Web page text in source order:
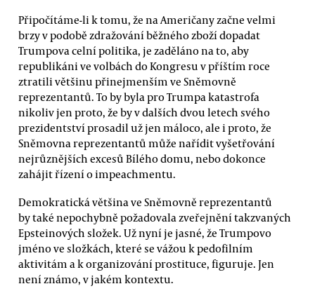
Připočítáme-li k tomu, že na Američany začne velmi
brzy v podobě zdražování běžného zboží dopadat
Trumpova celní politika, je zaděláno na to, aby
republikáni ve volbách do Kongresu v příštím roce
ztratili většinu přinejmenším ve Sněmovně
reprezentantů. To by byla pro Trumpa katastrofa
nikoliv jen proto, že by v dalších dvou letech svého
prezidentství prosadil už jen máloco, ale i proto, že
Sněmovna reprezentantů může nařídit vyšetřování
nejrůznějších excesů Bílého domu, nebo dokonce
zahájit řízení o impeachmentu.
Demokratická většina ve Sněmovně reprezentantů
by také nepochybně požadovala zveřejnění takzvaných
Epsteinových složek. Už nyní je jasné, že Trumpovo
jméno ve složkách, které se vážou k pedofilním
aktivitám a k organizování prostituce, figuruje. Jen
není známo, v jakém kontextu.